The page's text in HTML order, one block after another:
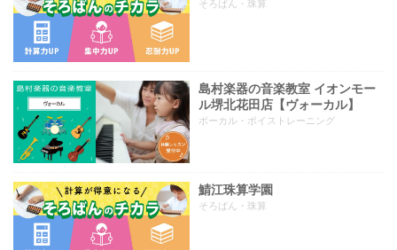
そろばん・珠算
島村楽器の音楽教室 イオンモー
ル堺北花田店【ヴォーカル】
ボーカル・ボイストレーニング
鯖江珠算学園
そろばん・珠算